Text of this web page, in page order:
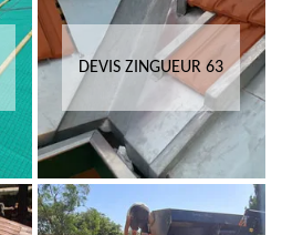
DEVIS ZINGUEUR 63